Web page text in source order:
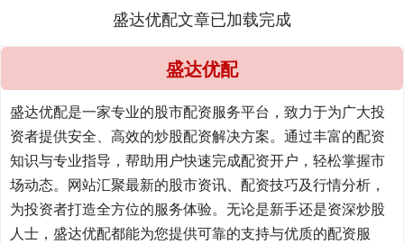
盛达优配文章已加载完成
盛达优配
盛达优配是一家专业的股市配资服务平台，致力于为广大投
资者提供安全、高效的炒股配资解决方案。通过丰富的配资
知识与专业指导，帮助用户快速完成配资开户，轻松掌握市
场动态。网站汇聚最新的股市资讯、配资技巧及行情分析，
为投资者打造全方位的服务体验。无论是新手还是资深炒股
人士，盛达优配都能为您提供可靠的支持与优质的配资服